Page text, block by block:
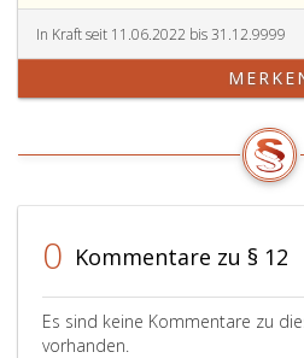
bis
6
durch
III
Ziffer
23,,
Teil
Nr. 41
aus
In Kraft seit 11.06.2022 bis 31.12.9999
0 Kommentare zu § 12
Es sind keine Kommentare zu
vorhanden.